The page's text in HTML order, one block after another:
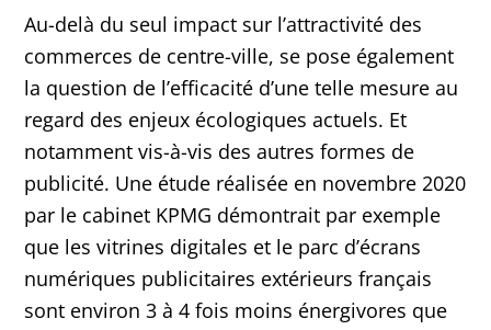
Au-delà du seul impact sur l’attractivité des
commerces de centre-ville, se pose également
la question de l’efficacité d’une telle mesure au
regard des enjeux écologiques actuels. Et
notamment vis-à-vis des autres formes de
publicité. Une étude réalisée en novembre 2020
par le cabinet KPMG démontrait par exemple
que les vitrines digitales et le parc d’écrans
numériques publicitaires extérieurs français
sont environ 3 à 4 fois moins énergivores que